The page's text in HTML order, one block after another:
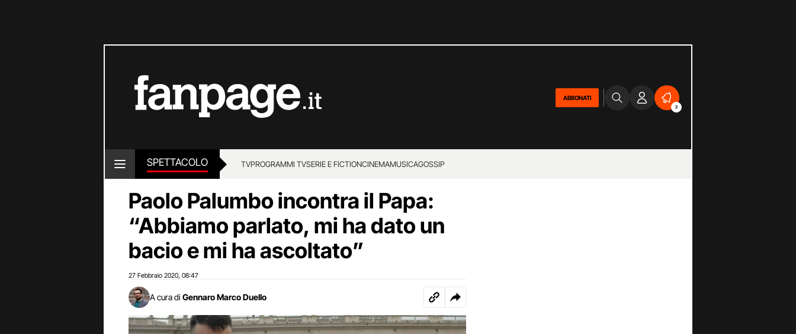
ABBONATI
2
SPETTACOLO TVPROGRAMMI TVSERIE E FICTIONCINEMAMUSICAGOSSIP
Paolo Palumbo incontra il Papa:
“Abbiamo parlato, mi ha dato un
bacio e mi ha ascoltato”
27 Febbraio 2020 08:47
A cura di Gennaro Marco Duello